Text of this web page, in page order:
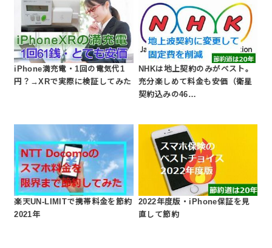
iPhone満充電・1回の電気代1
円？→XRで実際に検証してみた
NHKは地上契約のみがベスト。
充分楽しめて料金も安価（衛星
契約込みの46…
楽天UN-LIMITで携帯料金を節約
2021年
2022年度版・iPhone保証を見
直して節約